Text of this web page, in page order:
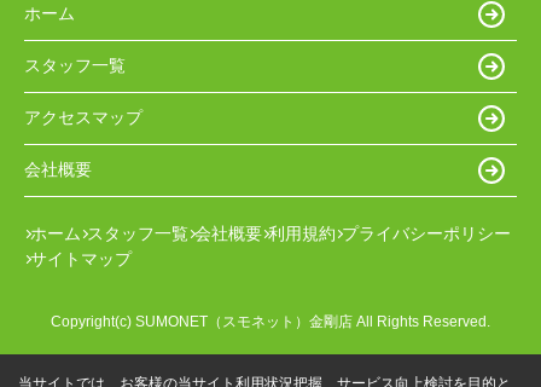
ホーム
スタッフ一覧
アクセスマップ
会社概要
ホーム スタッフ一覧 会社概要 利用規約 プライバシーポリシー
サイトマップ
Copyright(c) SUMONET（スモネット）金剛店 All Rights Reserved.
当サイトでは、お客様の当サイト利用状況把握、サービス向上検討を目的と